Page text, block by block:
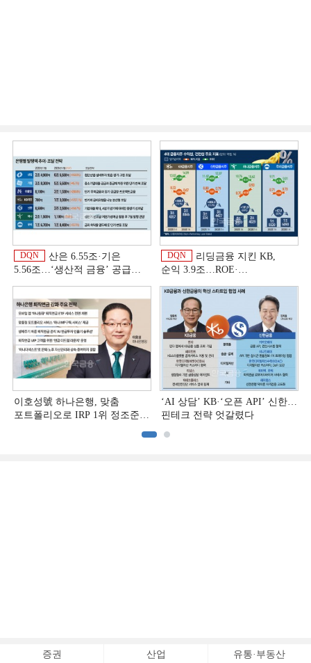
DQN
산은 6.55조·기은
5.56조…‘생산적 금융ʼ 공급
DQN
리딩금융 지킨 KB,
순익 3.9조…ROE·
상반기 금융 리그테이블]
이호성號 하나은행, 맞춤
포트폴리오로 IRP 1위 정조준
‘AI 상담’ KB·‘오픈 API’ 신한…
핀테크 전략 엇갈렸다
증권 산업 유통·부동산